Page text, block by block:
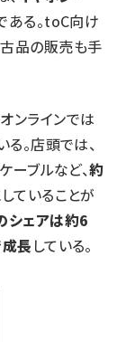
ある。toC向け
品の販売も手
ンラインでは
。店頭では、
ーブルなど、約
ていることが
シェアは約6
長 している。